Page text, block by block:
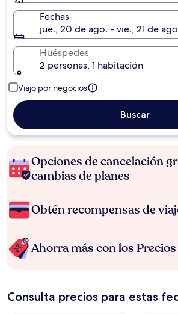
Fechas
jue., 20 de ago. - vie., 21 de
Huéspedes
2 personas, 1 habitación
Viajo por negocios
Buscar
Opciones de cancelación
cambias de planes
Obtén recompensas de
Ahorra más con los
Consulta precios para estas